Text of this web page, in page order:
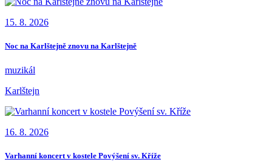
15. 8. 2026
Noc na Karlštejně znovu na Karlštejně
muzikál
Karlštejn
16. 8. 2026
Varhanní koncert v kostele Povýšení sv. Kříže